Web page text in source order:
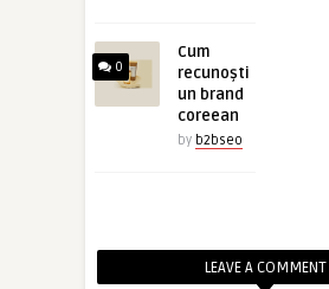
0
Cum
recunoști
un brand
coreean
by b2bseo
LEAVE A COMMENT